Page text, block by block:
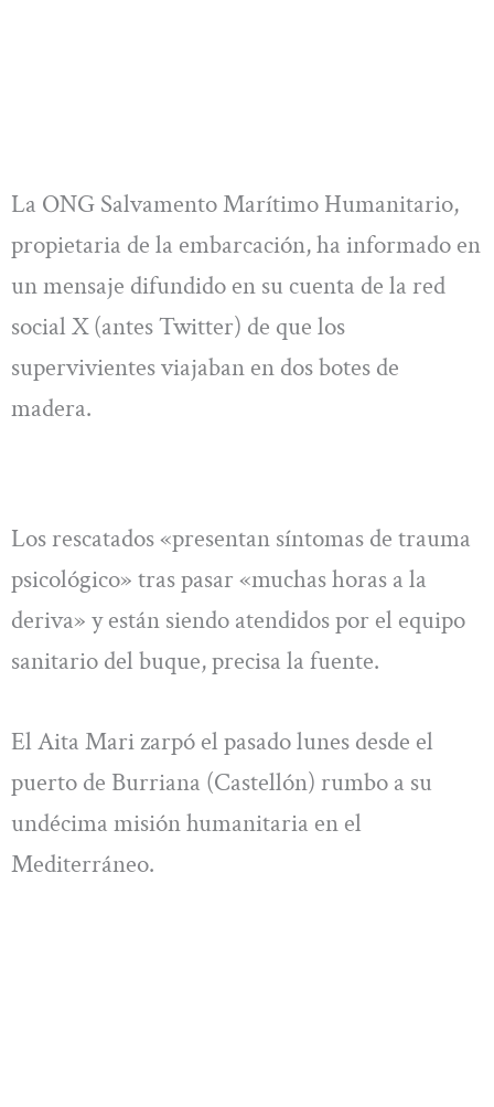
La ONG Salvamento Marítimo Humanitario,
propietaria de la embarcación, ha informado en
un mensaje difundido en su cuenta de la red
social X (antes Twitter) de que los
supervivientes viajaban en dos botes de
madera.
Los rescatados «presentan síntomas de trauma
psicológico» tras pasar «muchas horas a la
deriva» y están siendo atendidos por el equipo
sanitario del buque, precisa la fuente.
El Aita Mari zarpó el pasado lunes desde el
puerto de Burriana (Castellón) rumbo a su
undécima misión humanitaria en el
Mediterráneo.